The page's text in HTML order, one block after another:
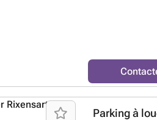
Parking à